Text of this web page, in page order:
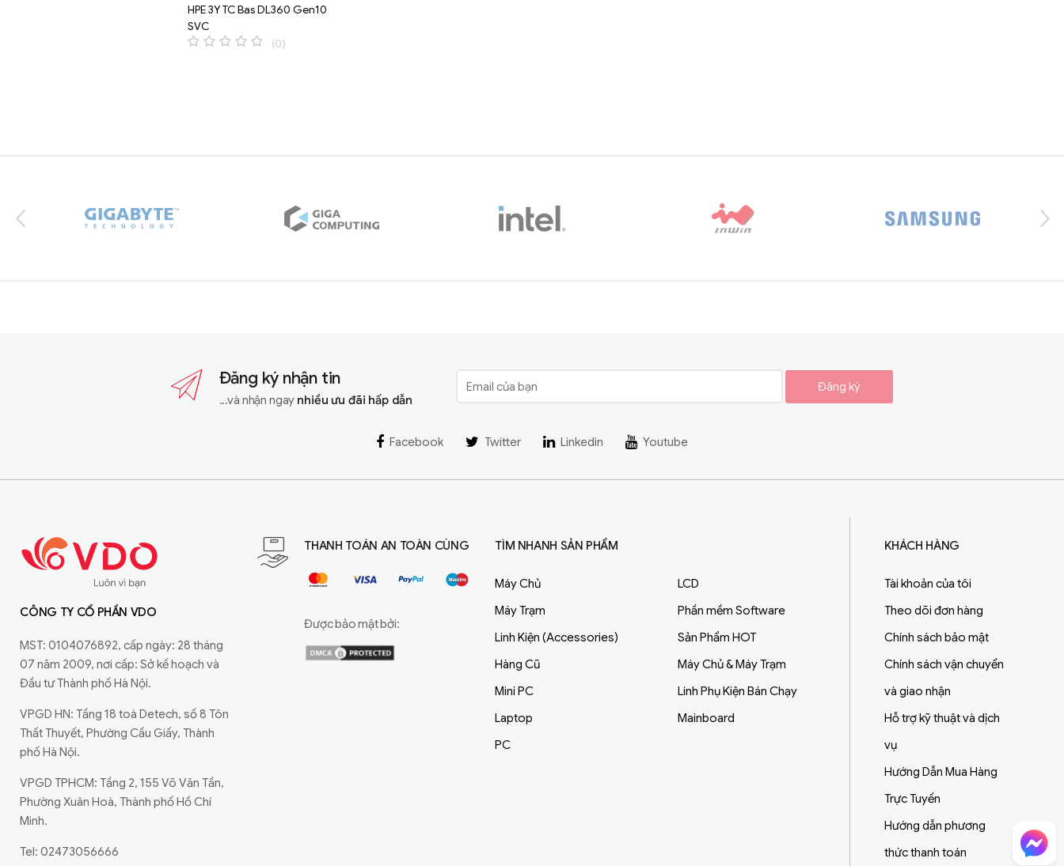
HPE 3Y TC Bas DL360 Gen10
SVC
(0)
Đăng ký nhận tin
...và nhận ngay nhiều ưu đãi hấp dẫn
Đăng ký
Facebook Twitter Linkedin Youtube
CÔNG TY CỔ PHẦN VDO
MST: 0104076892, cấp ngày: 28 tháng
07 năm 2009, nơi cấp: Sở kế hoạch và
Đầu tư Thành phố Hà Nội.
VPGD HN: Tầng 18 toà Detech, số 8 Tôn
Thất Thuyết, Phường Cầu Giấy, Thành
phố Hà Nội.
VPGD TPHCM: Tầng 2, 155 Võ Văn Tần,
Phường Xuân Hoà, Thành phố Hồ Chí
Minh.
Tel: 02473056666
THANH TOÁN AN TOÀN CÙNG
Được bảo mật bởi:
TÌM NHANH SẢN PHẨM
Máy Chủ
Máy Trạm
Linh Kiện (Accessories)
Hàng Cũ
Mini PC
Laptop
PC
LCD
Phần mềm Software
Sản Phẩm HOT
Máy Chủ & Máy Trạm
Linh Phụ Kiện Bán Chạy
Mainboard
KHÁCH HÀNG
Tài khoản của tôi
Theo dõi đơn hàng
Chính sách bảo mật
Chính sách vận chuyển
và giao nhận
Hỗ trợ kỹ thuật và dịch
vụ
Hướng Dẫn Mua Hàng
Trực Tuyến
Hướng dẫn phương
thức thanh toánChat Facebook